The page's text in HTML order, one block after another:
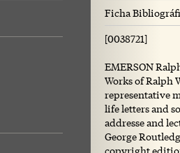
Ficha
[0038721]
EMERSON
Works of Ralph
representative
life letters and
addresse and
George
copyright